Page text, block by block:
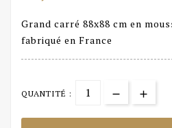
Grand carré 88x88 cm en
fabriqué en France
QUANTITÉ :